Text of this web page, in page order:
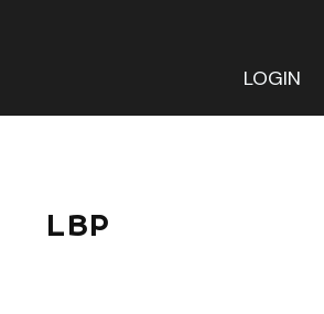
LOGIN
LBP